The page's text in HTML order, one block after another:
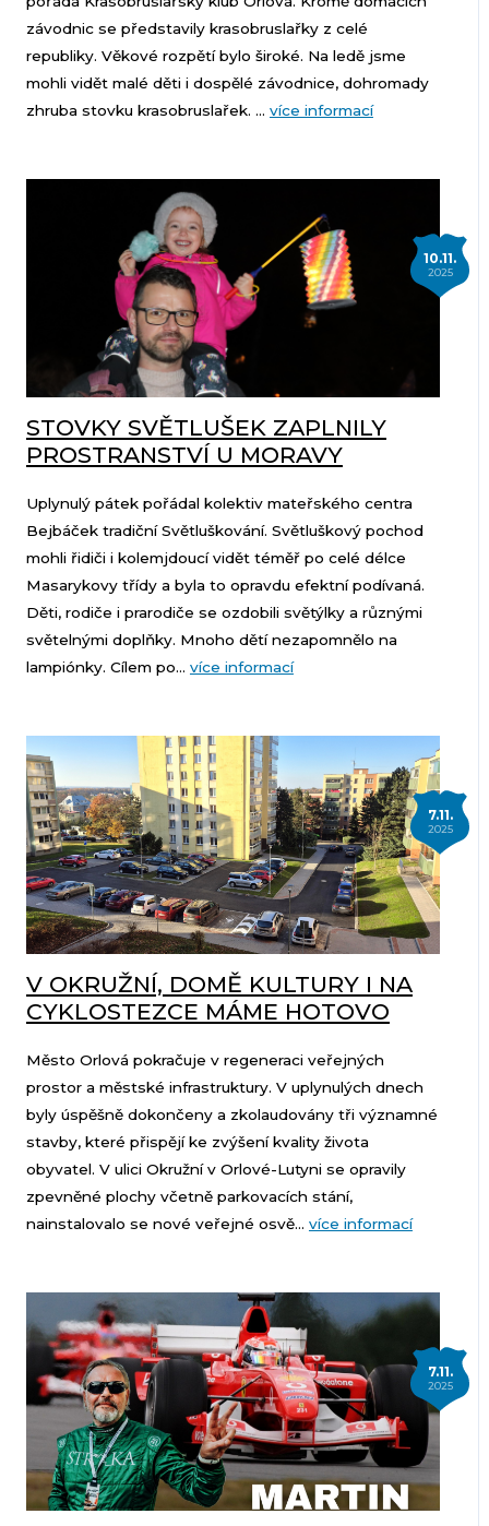
závodnic se představily krasobruslařky z celé
republiky. Věkové rozpětí bylo široké. Na ledě jsme
mohli vidět malé děti i dospělé závodnice, dohromady
zhruba stovku krasobruslařek. ... více informací
10.11.
2025
STOVKY SVĚTLUŠEK ZAPLNILY
PROSTRANSTVÍ U MORAVY
Uplynulý pátek pořádal kolektiv mateřského centra
Bejbáček tradiční Světluškování. Světluškový pochod
mohli řidiči i kolemjdoucí vidět téměř po celé délce
Masarykovy třídy a byla to opravdu efektní podívaná.
Děti, rodiče i prarodiče se ozdobili světýlky a různými
světelnými doplňky. Mnoho dětí nezapomnělo na
lampiónky. Cílem po... více informací
7.11.
2025
V OKRUŽNÍ, DOMĚ KULTURY I NA
CYKLOSTEZCE MÁME HOTOVO
Město Orlová pokračuje v regeneraci veřejných
prostor a městské infrastruktury. V uplynulých dnech
byly úspěšně dokončeny a zkolaudovány tři významné
stavby, které přispějí ke zvýšení kvality života
obyvatel. V ulici Okružní v Orlové-Lutyni se opravily
zpevněné plochy včetně parkovacích stání,
nainstalovalo se nové veřejné osvě... více informací
7.11.
2025